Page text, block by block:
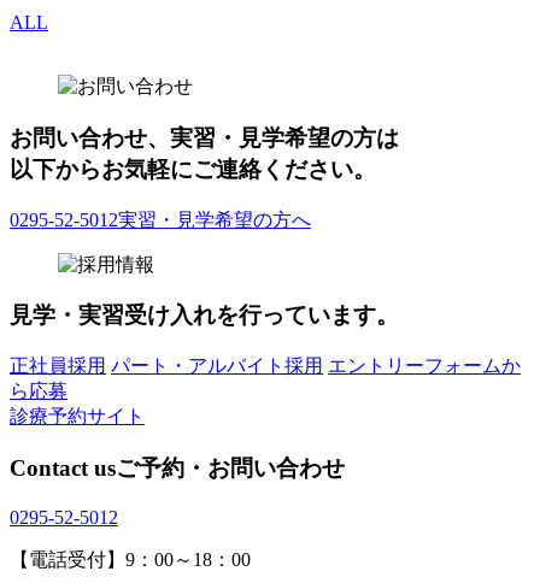
ALL
お問い合わせ、実習・見学希望の方は
以下からお気軽にご連絡ください。
0295-52-5012実習・見学希望の方へ
見学・実習受け入れを行っています。
正社員採用 パート・アルバイト採用 エントリーフォームか
ら応募
診療予約サイト
Contact usご予約・お問い合わせ
0295-52-5012
【電話受付】9：00～18：00